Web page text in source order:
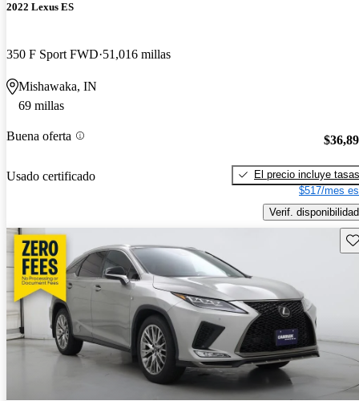
2022 Lexus ES
350 F Sport FWD 51,016 millas
Mishawaka, IN
69 millas
Buena oferta
Usado certificado
El precio incluye tasas
$517/mes
Verif. disponibilidad